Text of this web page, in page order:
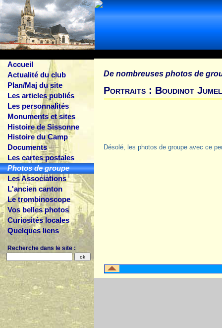
Accueil
Actualité du club
Plan/Maj du site
Les articles publiés
Les personnalités
Monuments et sites
Histoire de Sissonne
Histoire du Camp
Documents
Les cartes postales
Photos de groupe
Les Associations
L'ancien canton
Le trombinoscope
Vos belles photos
Curiosités locales
Quelques liens
Recherche dans le site :
De nombreuses photos de
Portraits : Boudinot
Désolé, les photos de groupe avec ce